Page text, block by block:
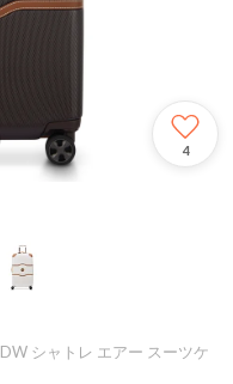
4
シャトレ エアー スーツケ